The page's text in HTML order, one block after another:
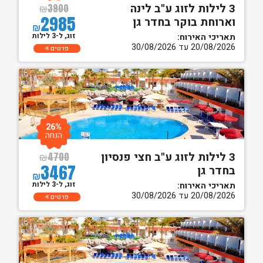
3 לילות לזוג ע"ב לינה
וארוחת בוקר בחדר גן
תאריכי האירוח:
20/08/2026 עד 30/08/2026
₪3900
₪2985
זוג, ל-3 לילות
פרטים
3 לילות לזוג ע"ב חצי פנסיון
בחדר גן
תאריכי האירוח:
20/08/2026 עד 30/08/2026
₪4700
₪3467
26%
הנחה
זוג, ל-3 לילות
פרטים